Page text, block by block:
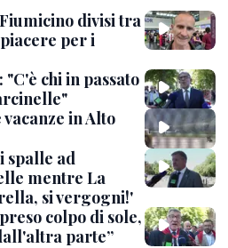
divisi tra
per i
chi in passato
in Alto
spalle ad
mentre La
si vergogni!'
colpo di sole,
parte”